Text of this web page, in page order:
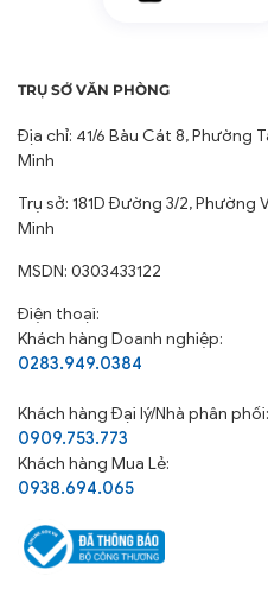
TRỤ SỞ VĂN PHÒNG
Địa chỉ: 41/6 Bàu Cát 8, Phường
Minh
Trụ sở: 181D Đường 3/2, Phường
Minh
MSDN: 0303433122
Điện thoại:
Khách hàng Doanh nghiệp:
0283.949.0384
Khách hàngĐại lý/Nhà phân phối:
0909.753.773
Khách hàng Mua Lẻ:
0938.694.065